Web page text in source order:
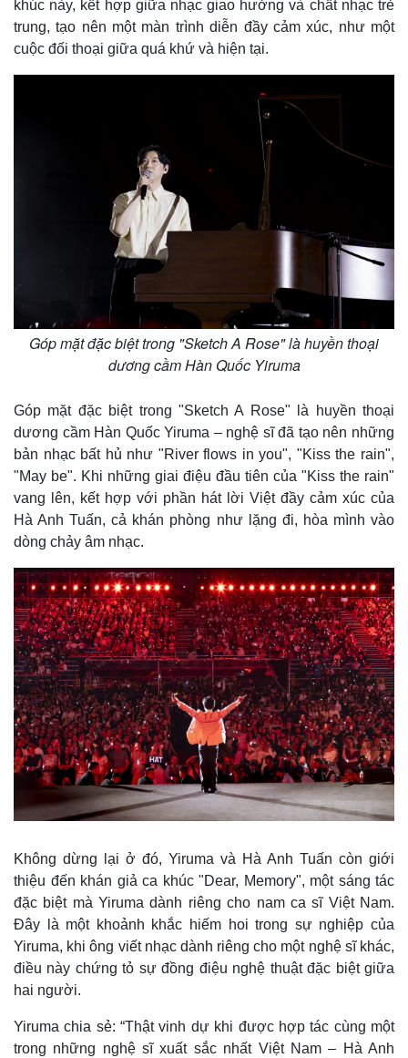
Pháp luật
Vụ án
Tư vấn luật
Quân sự - Quốc phòng
Vũ khí
Phân tích
khúc này, kết hợp giữa nhạc giao hưởng và chất nhạc trẻ
trung, tạo nên một màn trình diễn đầy cảm xúc, như một
cuộc đối thoại giữa quá khứ và hiện tại.
Góp mặt đặc biệt trong "Sketch A Rose" là huyền thoại
dương cầm Hàn Quốc Yiruma
Góp mặt đặc biệt trong "Sketch A Rose" là huyền thoại
dương cầm Hàn Quốc Yiruma – nghệ sĩ đã tạo nên những
bản nhạc bất hủ như "River flows in you", "Kiss the rain",
"May be". Khi những giai điệu đầu tiên của "Kiss the rain"
vang lên, kết hợp với phần hát lời Việt đầy cảm xúc của
Hà Anh Tuấn, cả khán phòng như lặng đi, hòa mình vào
dòng chảy âm nhạc.
Không dừng lại ở đó, Yiruma và Hà Anh Tuấn còn giới
thiệu đến khán giả ca khúc "Dear, Memory", một sáng tác
đặc biệt mà Yiruma dành riêng cho nam ca sĩ Việt Nam.
Đây là một khoảnh khắc hiếm hoi trong sự nghiệp của
Yiruma, khi ông viết nhạc dành riêng cho một nghệ sĩ khác,
điều này chứng tỏ sự đồng điệu nghệ thuật đặc biệt giữa
hai người.
Yiruma chia sẻ: “Thật vinh dự khi được hợp tác cùng một
trong những nghệ sĩ xuất sắc nhất Việt Nam – Hà Anh